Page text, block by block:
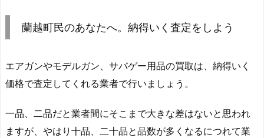
蘭越町民のあなたへ。納得いく査定をしよう
エアガンやモデルガン、サバゲー用品の買取は、納得いく
価格で査定してくれる業者で行いましょう。
一品、二品だと業者間にそこまで大きな差はないと思われ
ますが、やはり十品、二十品と品数が多くなるにつれて業